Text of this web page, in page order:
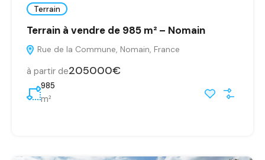
Terrain
Terrain à vendre de 985 m² – Nomain
Rue de la Commune, Nomain, France
à partir de205000€
985
m²